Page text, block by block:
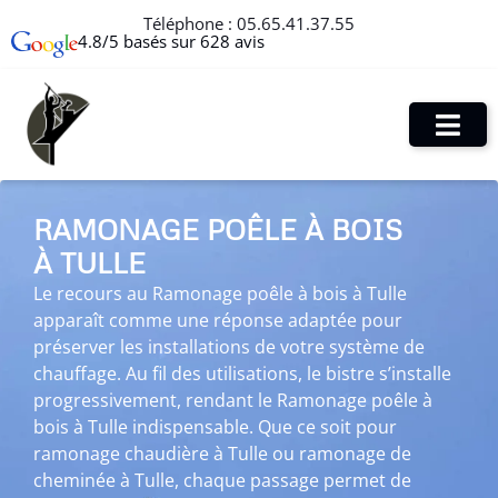
Téléphone : 05.65.41.37.55
4.8/5 basés sur 628 avis
RAMONAGE POÊLE À BOIS
À TULLE
Le recours au Ramonage poêle à bois à Tulle
apparaît comme une réponse adaptée pour
préserver les installations de votre système de
chauffage. Au fil des utilisations, le bistre s’installe
progressivement, rendant le Ramonage poêle à
bois à Tulle indispensable. Que ce soit pour
ramonage chaudière à Tulle ou ramonage de
cheminée à Tulle, chaque passage permet de